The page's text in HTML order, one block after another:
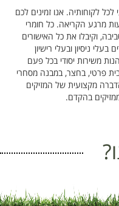
לקוחותיה. אנו זמינים לכם
קצרה, ונגיע עד אליכם תוך 24 שעות מרגע הקריאה. כל חומרי
וקיבלו את כל האישורים
ניסיון ובעלי רישיון
משירות יסודי בכל פעם
פרטי, בחצר, במבנה מסחרי
מקצועית של המזיקים
בהקדם.